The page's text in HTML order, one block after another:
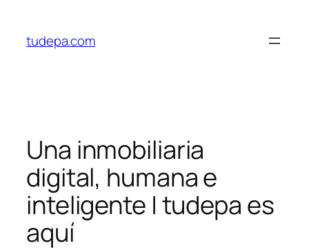
contenido
tudepa.com
Una inmobiliaria
digital, humana e
inteligente | tudepa es
aquí